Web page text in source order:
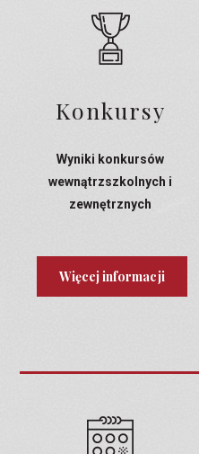
Konkursy
Wyniki konkursów
wewnątrzszkolnych i
zewnętrznych
Więcej informacji